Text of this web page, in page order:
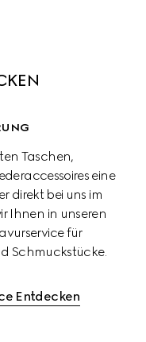
Taschen,
eine
direkt bei uns im
Ihnen in unseren
für
Schmuckstücke.
Entdecken